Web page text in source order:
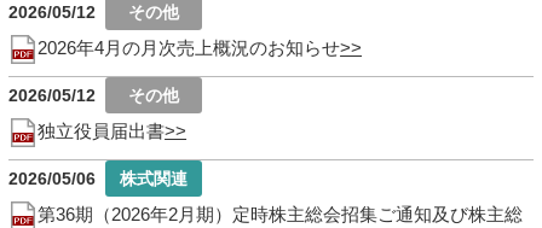
2026/05/12
2026年4月の月次売上概況のお知らせ
2026/05/12
独立役員届出書
2026/05/06
第36期（2026年2月期）定時株主総会招集ご通知及び株主総